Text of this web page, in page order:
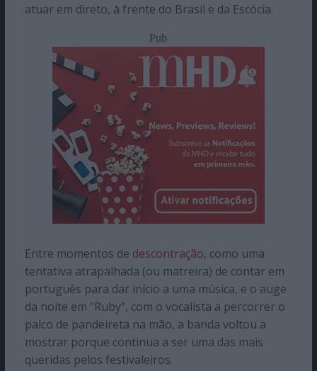
atuar em direto, à frente do Brasil e da Escócia.
Pub
Entre momentos de descontração, como uma
tentativa atrapalhada (ou matreira) de contar em
português para dar início a uma música, e o auge
da noite em “Ruby”, com o vocalista a percorrer o
palco de pandeireta na mão, a banda voltou a
mostrar porque continua a ser uma das mais
queridas pelos festivaleiros.